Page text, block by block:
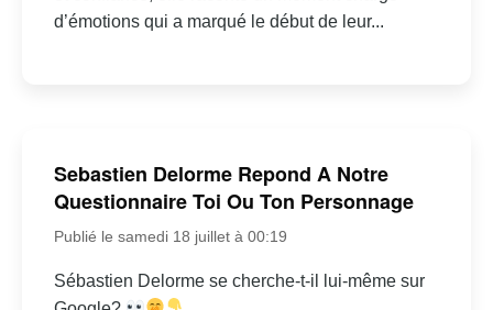
d’émotions qui a marqué le début de leur...
Sebastien Delorme Repond A Notre
Questionnaire Toi Ou Ton Personnage
Publié le samedi 18 juillet à 00:19
Sébastien Delorme se cherche-t-il lui-même sur